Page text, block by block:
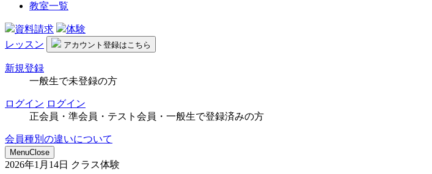
教室一覧
資料請求
体験
レッスン
アカウント 登録はこちら
新規登録
一般生で未登録の方
ログイン ログイン
正会員・準会員・テスト会員・一般生で登録済みの方
会員種別の違いについて
MenuClose
2026年1月14日 クラス体験